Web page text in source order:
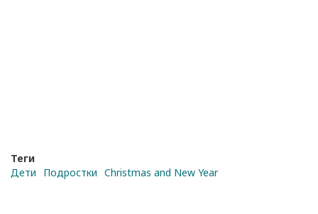
Теги
Дети
Подростки Christmas and New Year